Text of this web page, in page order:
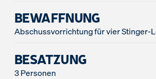
BEWAFFNUNG
Abschussvorrichtung für vier Stinger-
BESATZUNG
3 Personen